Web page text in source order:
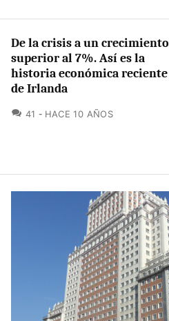
De la crisis a un crecimiento
superior al 7%. Así es la
historia económica reciente
de Irlanda
41 COMENTARIOS
HACE 10 AÑOS